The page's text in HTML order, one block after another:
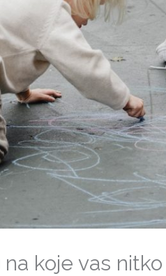
koje vas